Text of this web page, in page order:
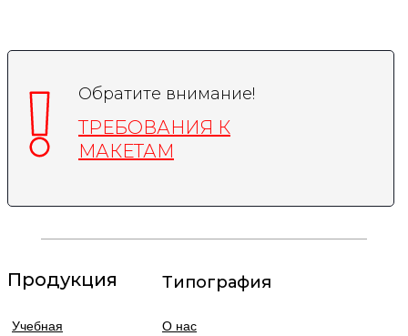
Обратите внимание!
ТРЕБОВАНИЯ К
МАКЕТАМ
Учебная
Продукция
О нас
Типография